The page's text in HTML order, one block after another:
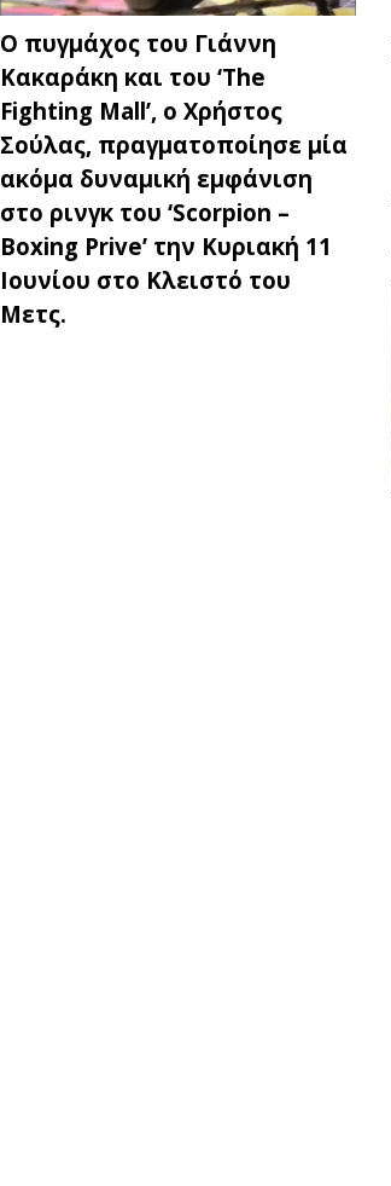
Ο πυγμάχος του Γιάννη
Κακαράκη και του ‘The
Fighting Mall’, ο Χρήστος
Σούλας, πραγματοποίησε μία
ακόμα δυναμική εμφάνιση
στο ρινγκ του ‘Scorpion –
Boxing Prive’ την Κυριακή 11
Ιουνίου στο Κλειστό του
Μετς.